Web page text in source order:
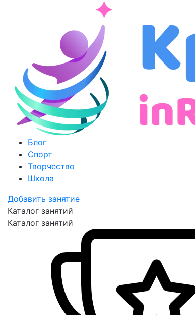
Блог
Спорт
Творчество
Школа
Добавить занятие
Каталог занятий
Каталог занятий